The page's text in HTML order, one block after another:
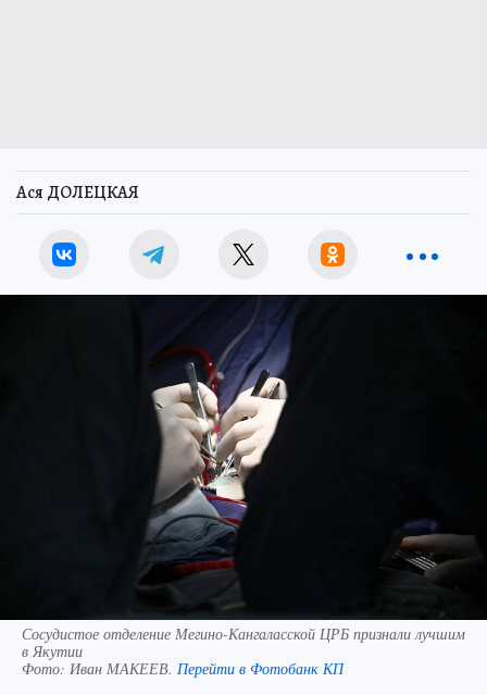
Ася ДОЛЕЦКАЯ
Сосудистое отделение Мегино-Кангаласской ЦРБ признали лучшим
в Якутии
Фото: Иван МАКЕЕВ. Перейти в Фотобанк КП